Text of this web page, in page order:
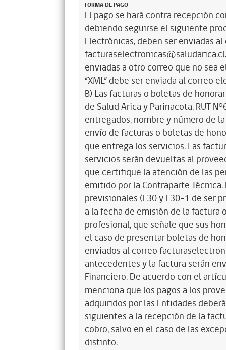
FORMA DE PAGO
El pago se hará contra recepción
debiendo seguirse el siguiente
Electrónicas, deben ser enviadas
enviadas a otro correo que no sea
“XML” debe ser enviada al correo
B) Las facturas o boletas de
de Salud Arica y Parinacota, RUT
entregados, nombre y número de
envío de facturas o boletas de
que entrega los servicios. Las
servicios serán devueltas al
que certifique la atención de las
emitido por la Contraparte
previsionales (F30 y F30-1 de ser
a la fecha de emisión de la
profesional, que señale que sus
el caso de presentar boletas de
enviados al correo
antecedentes y la factura serán
Financiero. De acuerdo con el
menciona que los pagos a los
adquiridos por las Entidades
siguientes a la recepción de la
cobro, salvo en el caso de las
distinto.